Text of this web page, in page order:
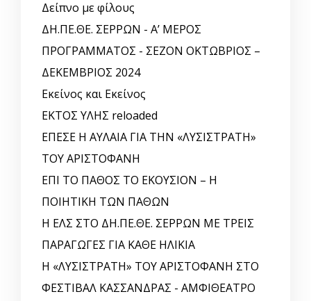
Δείπνο με φίλους
ΔΗ.ΠΕ.ΘΕ. ΣΕΡΡΩΝ - Α’ ΜΕΡΟΣ
ΠΡΟΓΡΑΜΜΑΤΟΣ - ΣΕΖΟΝ ΟΚΤΩΒΡΙΟΣ –
ΔΕΚΕΜΒΡΙΟΣ 2024
Εκείνος και Εκείνος
ΕΚΤΟΣ ΥΛΗΣ reloaded
ΕΠΕΣΕ Η ΑΥΛΑΙΑ ΓΙΑ ΤΗΝ «ΛΥΣΙΣΤΡΑΤΗ»
ΤΟΥ ΑΡΙΣΤΟΦΑΝΗ
ΕΠΙ ΤΟ ΠΑΘΟΣ ΤΟ ΕΚΟΥΣΙΟΝ – Η
ΠΟΙΗΤΙΚΗ ΤΩΝ ΠΑΘΩΝ
Η ΕΛΣ ΣΤΟ ΔΗ.ΠΕ.ΘΕ. ΣΕΡΡΩΝ ΜΕ ΤΡΕΙΣ
ΠΑΡΑΓΩΓΕΣ ΓΙΑ ΚΑΘΕ ΗΛΙΚΙΑ
Η «ΛΥΣΙΣΤΡΑΤΗ» ΤΟΥ ΑΡΙΣΤΟΦΑΝΗ ΣΤΟ
ΦΕΣΤΙΒΑΛ ΚΑΣΣΑΝΔΡΑΣ - ΑΜΦΙΘΕΑΤΡΟ